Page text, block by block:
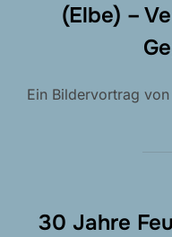
(Elbe) –
Ein Bildervortrag
30 Jahre